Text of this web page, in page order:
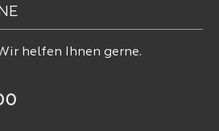
helfen Ihnen gerne.